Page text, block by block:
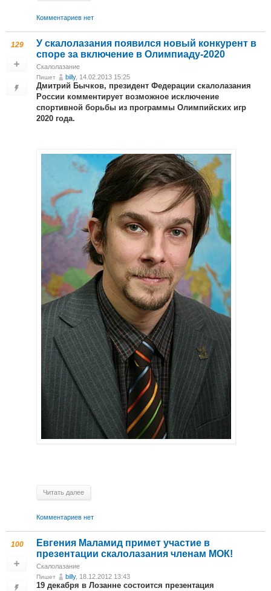
Комментариев нет
129
У скалолазания появился новый конкурент в
споре за включение в Олимпиаду-2020
Скалолазание
Пишет billy, 14.02.2013 15:25
Дмитрий Бычков, президент Федерации скалолазания
России комментирует возможное исключение
спортивной борьбы из программы Олимпийских игр
2020 года.
Читать далее
Комментариев нет
100
Евгения Маламид примет участие в
презентации скалолазания членам МОК!
Скалолазание
Пишет billy, 18.12.2012 13:43
19 декабря в Лозанне состоится презентация